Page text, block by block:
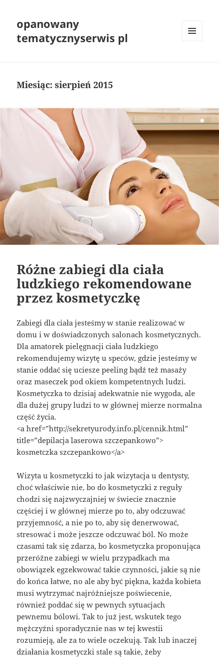
opanowany
tematycznyserwis pl
Miesiąc:sierpień 2015
Różne zabiegi dla ciała
ludzkiego rekomendowane
przez kosmetyczkę
Zabiegi dla ciała jesteśmy w stanie realizować w
domu i w doświadczonych salonach kosmetycznych.
Dla amatorek pielęgnacji ciała ludzkiego
rekomendujemy wizytę u speców, gdzie jesteśmy w
stanie oddać się uciesze peeling bądź też masaży
oraz maseczek pod okiem kompetentnych ludzi.
Kosmetyczka to dzisiaj adekwatnie nie wygoda, ale
dla dużej grupy ludzi to w głównej mierze normalna
część życia.
<a href=”http://sekretyurody.info.pl/cennik.html”
title=”depilacja laserowa szczepankowo”>
kosmetczka szczepankowo</a>
Wizyta u kosmetyczki to jak wizytacja u dentysty,
choć właściwie nie, bo do kosmetyczki z reguły
chodzi się najzwyczajniej w świecie znacznie
częściej i w głównej mierze po to, aby odczuwać
przyjemność, a nie po to, aby się denerwować,
stresować i może jeszcze odczuwać ból. No może
czasami tak się zdarza, bo kosmetyczka proponująca
przeróżne zabiegi w wielu przypadkach ma
obowiązek egzekwować takie czynności, jakie są nie
do końca łatwe, no ale aby być piękna, każda kobieta
musi wytrzymać najróżniejsze poświecenie,
również poddać się w pewnych sytuacjach
pewnemu bólowi. Tak to już jest, wskutek tego
mężczyźni sporadycznie nas w tej kwestii
rozumieją, ale za to wiele oczekują. Tak lub inaczej
działania kosmetyczki stale są takie, żeby